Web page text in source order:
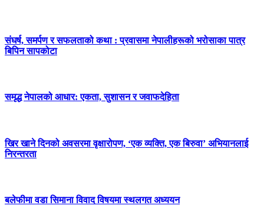
संघर्ष, समर्पण र सफलताको कथा : प्रवासमा नेपालीहरूको भरोसाका पात्र
बिपिन सापकोटा
समृद्ध नेपालको आधार: एकता, सुशासन र जवाफदेहिता
खिर खाने दिनको अवसरमा वृक्षारोपण, ‘एक व्यक्ति, एक बिरुवा’ अभियानलाई
निरन्तरता
बलेफीमा वडा सिमाना विवाद विषयमा स्थलगत अध्ययन